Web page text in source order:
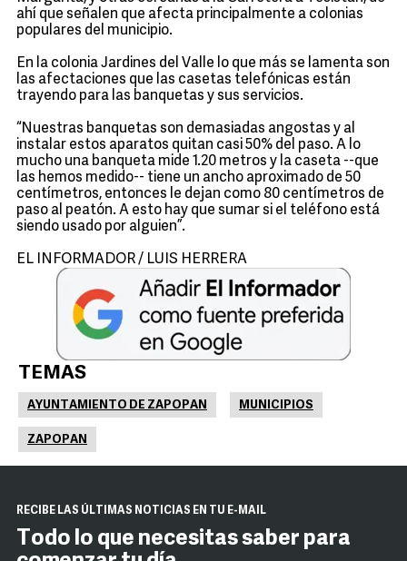
ahí que señalen que afecta principalmente a colonias
populares del municipio.
En la colonia Jardines del Valle lo que más se lamenta son
las afectaciones que las casetas telefónicas están
trayendo para las banquetas y sus servicios.
“Nuestras banquetas son demasiadas angostas y al
instalar estos aparatos quitan casi 50% del paso. A lo
mucho una banqueta mide 1.20 metros y la caseta --que
las hemos medido-- tiene un ancho aproximado de 50
centímetros, entonces le dejan como 80 centímetros de
paso al peatón. A esto hay que sumar si el teléfono está
siendo usado por alguien”.
EL INFORMADOR / LUIS HERRERA
TEMAS
AYUNTAMIENTO DE ZAPOPAN MUNICIPIOS
ZAPOPAN
RECIBE LAS ÚLTIMAS NOTICIAS EN TU E-MAIL
Todo lo que necesitas saber para